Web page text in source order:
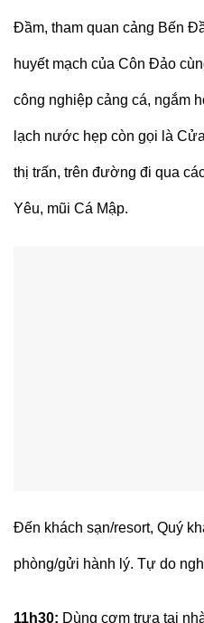
Đầm, tham quan cảng Bến
huyết mạch của Côn Đảo
công nghiệp cảng cá, ngắm
lạch nước hẹp còn gọi là
thị trấn, trên đường đi qua
Yêu, mũi Cá Mập.
Đến khách sạn/resort, Quý
phòng/gửi hành lý. Tự do
11h30: Dùng cơm trưa tại